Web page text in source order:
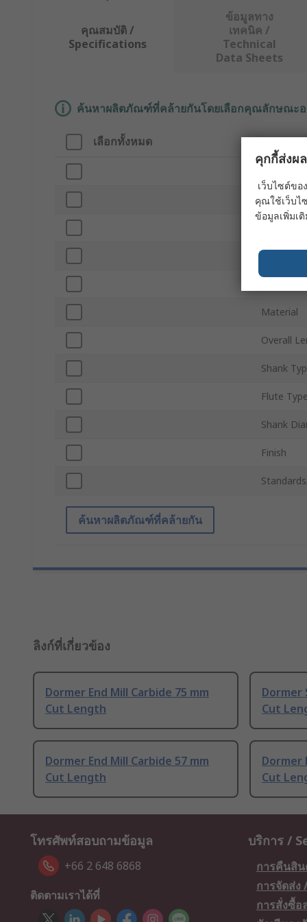
คุณสมบัติ /
Specifications
ข้อมูลทาง
เทคนิค /
Technical
Data Sheets
ค้นหาผลิตภัณฑ์ที่คล้ายกันโดยเลือกคุณลักษณะอ
เลือกทั้งหมด คุณลักษ
Cutter
Material
Overall
Shank
Flute Type
Shank
Finish
ค้นหาผลิตภัณฑ์ที่คล้ายกัน
ลิงก์ที่เกี่ยวข้อง
Dormer End Mill Carbide 75 mm
Cut Length
Dormer
Cut
Dormer End Mill Carbide 57 mm
Cut Length
Dormer
Cut
โทรศัพท์สอบถามข้อมูล
+66 2 648 6868
ติดตามเราได้ที่
บริการ /
การคืนสิ
การจัดส่
การสั่งซื้อ
คุกกี้ส่งผ
เว็บไซต์ข
คุณใช้เว็บไ
ข้อมูลเพิ่มเ